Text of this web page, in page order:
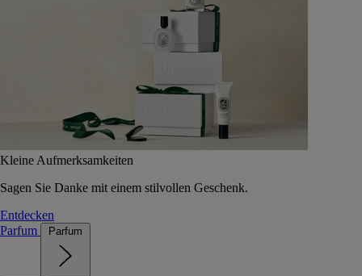
Kleine Aufmerksamkeiten
Sagen Sie Danke mit einem stilvollen Geschenk.
Entdecken
Parfum
Parfum